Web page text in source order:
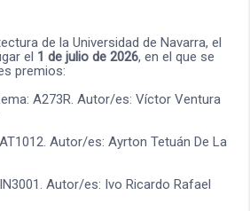
de la Universidad de Navarra, el
el 1 de julio de 2026, en el que se
premios:
A273R. Autor/es: Víctor Ventura
Autor/es: Ayrton Tetuán De La
Autor/es: Ivo Ricardo Rafael